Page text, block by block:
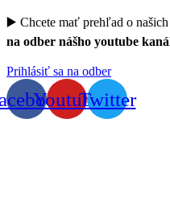
▶️ Chcete mať prehľad o
na odber nášho youtube
Prihlásiť sa na odber
YoutubeTwitter